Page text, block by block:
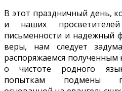
В этот праздничный день,
и наших
письменности и надежный
веры, нам следует
распоряжаемся полученным
о чистоте родного
попыткам подмены